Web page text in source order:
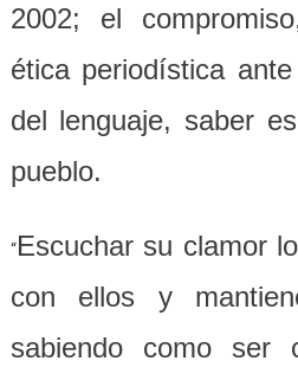
2002; el
ética periodística
del lenguaje, saber
pueblo.
“Escuchar su clamor
con ellos y
sabiendo como ser